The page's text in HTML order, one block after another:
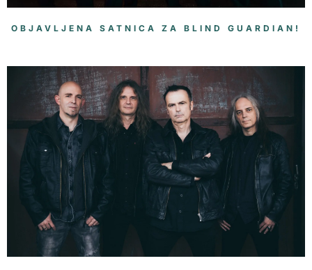
OBJAVLJENA SATNICA ZA BLIND GUARDIAN!